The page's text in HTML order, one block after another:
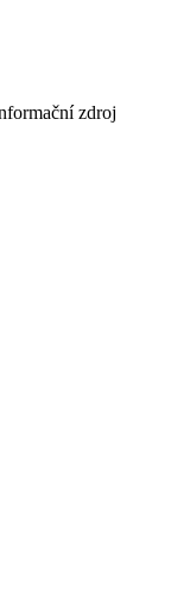
zdroj